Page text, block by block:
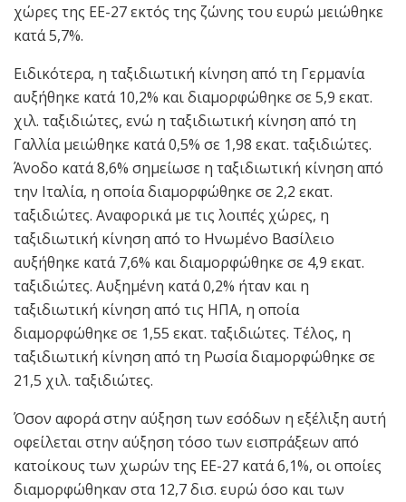
χώρες της ΕΕ-27 εκτός της ζώνης του ευρώ μειώθηκε
κατά 5,7%.
Ειδικότερα, η ταξιδιωτική κίνηση από τη Γερμανία
αυξήθηκε κατά 10,2% και διαμορφώθηκε σε 5,9 εκατ.
χιλ. ταξιδιώτες, ενώ η ταξιδιωτική κίνηση από τη
Γαλλία μειώθηκε κατά 0,5% σε 1,98 εκατ. ταξιδιώτες.
Άνοδο κατά 8,6% σημείωσε η ταξιδιωτική κίνηση από
την Ιταλία, η οποία διαμορφώθηκε σε 2,2 εκατ.
ταξιδιώτες. Αναφορικά με τις λοιπές χώρες, η
ταξιδιωτική κίνηση από το Ηνωμένο Βασίλειο
αυξήθηκε κατά 7,6% και διαμορφώθηκε σε 4,9 εκατ.
ταξιδιώτες. Αυξημένη κατά 0,2% ήταν και η
ταξιδιωτική κίνηση από τις ΗΠΑ, η οποία
διαμορφώθηκε σε 1,55 εκατ. ταξιδιώτες. Τέλος, η
ταξιδιωτική κίνηση από τη Ρωσία διαμορφώθηκε σε
21,5 χιλ. ταξιδιώτες.
Όσον αφορά στην αύξηση των εσόδων η εξέλιξη αυτή
οφείλεται στην αύξηση τόσο των εισπράξεων από
κατοίκους των χωρών της ΕΕ-27 κατά 6,1%, οι οποίες
διαμορφώθηκαν στα 12,7 δισ. ευρώ όσο και των